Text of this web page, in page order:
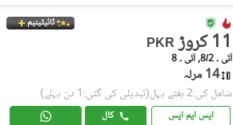
ٹائیٹینیم
PKR 11 کروڑ
آئی ۔ 8/2, آئی ۔ 8
14 مرلہ
شامل کی:2 ہفتے پہل (تبدیلی کی گئی:1 دن پہلے)
ایس ایم ایس کال